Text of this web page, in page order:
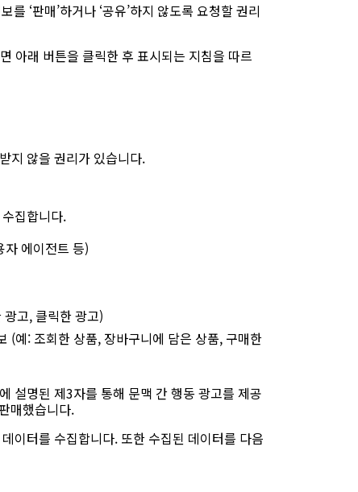
‘판매’하거나 ‘공유’하지 않도록 요청할 권리
아래 버튼을 클릭한 후 표시되는 지침을 따르
지 않을 권리가 있습니다.
집합니다.
에이전트 등)
고, 클릭한 광고)
(예: 조회한 상품, 장바구니에 담은 상품, 구매한
설명된 제3자를 통해 문맥 간 행동 광고를 제공
매했습니다.
이터를 수집합니다. 또한 수집된 데이터를 다음